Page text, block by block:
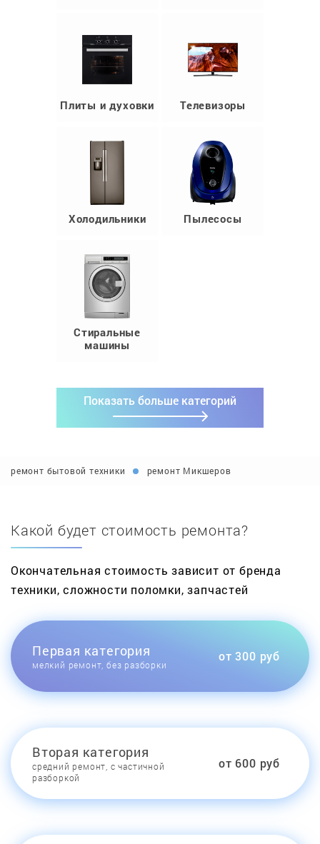
Плиты и духовки Телевизоры
Холодильники Пылесосы
Стиральные
машины
Показать больше категорий
ремонт бытовой техники ремонт Микшеров
Какой будет стоимость ремонта?
Окончательная стоимость зависит от бренда
техники, сложности поломки, запчастей
Первая категория
мелкий ремонт, без разборки
от 300 руб
Вторая категория
средний ремонт, с частичной
разборкой
от 600 руб